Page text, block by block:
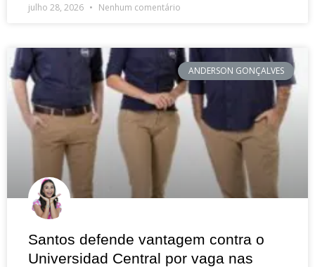
julho 28, 2026 Nenhum comentário
ANDERSON GONÇALVES
Santos defende vantagem contra o
Universidad Central por vaga nas